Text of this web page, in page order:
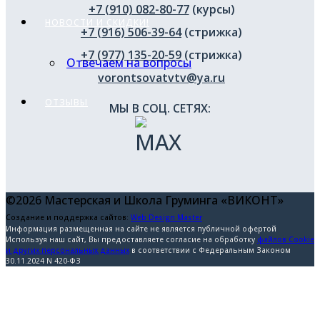
НОВОСТИ И СКИДКИ!
Отвечаем на вопросы
ОТЗЫВЫ
+7 (910) 082-80-77(курсы)
+7 (916) 506-39-64(стрижка)
+7 (977) 135-20-59 (стрижка)
vorontsovatvtv@ya.ru
МЫ В СОЦ. СЕТЯХ:
©2026 Мастерская и Школа Груминга «ВИКОНТ»
Создание и поддержка сайтов: Web Design Master
Информация размещенная на сайте не является публичной офертой
Используя наш сайт, Вы предоставляете согласие на обработку файлов Cookie
и других персональных данных в соответствии с Федеральным Законом
30.11.2024 N 420-ФЗ